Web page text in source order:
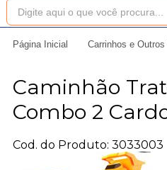
Página Inicial Carrinhos e
Caminhão
Combo 2
Cod. do Produto: 3033003